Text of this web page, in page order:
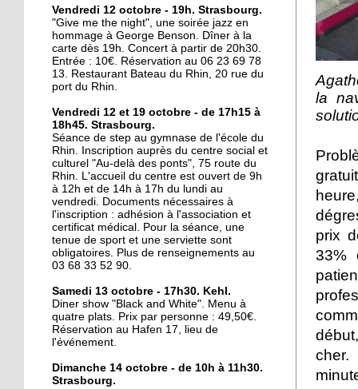
17 octobre 2017
Accès cyclables : le Port-
du-Rhin mouline encore
16 octobre 2017
La lecture au coin de la
rue
16 octobre 2017
Au Port-du-Rhin, une
micro crèche complète
l'offre de garde
16 octobre 2017
Le Cyclotour s'élance
sous le soleil
14 octobre 2017
Deux-Rives : "Eviter de
faire des contresens"
Vendredi 12 octobre - 19h. Strasbourg.
"Give me the night", une soirée jazz en
hommage à George Benson. Dîner à la
carte dès 19h. Concert à partir de 20h30.
Entrée : 10€. Réservation au 06 23 69 78
13. Restaurant Bateau du Rhin, 20 rue du
port du Rhin.
Vendredi 12 et 19 octobre - de 17h15 à
18h45. Strasbourg.
Séance de step au gymnase de l'école du
Rhin. Inscription auprès du centre social et
culturel "Au-delà des ponts", 75 route du
Rhin. L'accueil du centre est ouvert de 9h
à 12h et de 14h à 17h du lundi au
vendredi. Documents nécessaires à
l'inscription : adhésion à l'association et
certificat médical. Pour la séance, une
tenue de sport et une serviette sont
obligatoires. Plus de renseignements au
03 68 33 52 90.
Samedi 13 octobre - 17h30. Kehl.
Diner show "Black and White". Menu à
quatre plats. Prix par personne : 49,50€.
Réservation au Hafen 17, lieu de
l'événement.
Dimanche 14 octobre - de 10h à 11h30.
Strasbourg.
la
prix
33%